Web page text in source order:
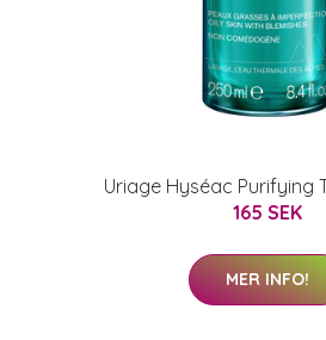
Uriage Hyséac Purifying
165 SEK
MER INFO!